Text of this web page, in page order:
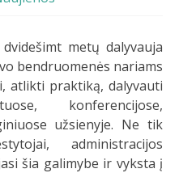
metų dalyvauja
bendruomenės nariams
atlikti praktiką, dalyvauti
konferencijose,
užsienyje. Ne tik
administracijos
šia galimybe ir vyksta į